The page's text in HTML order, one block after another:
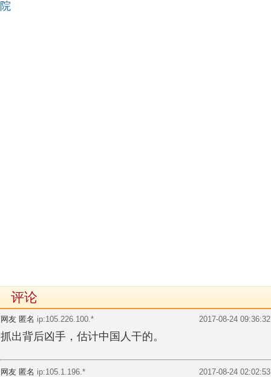
院
评论
网友 匿名 ip:105.226.100.* 2017-08-24 09:36:32
抓出背后凶手，估计中国人干的。
网友 匿名 ip:105.1.196.* 2017-08-24 02:02:53